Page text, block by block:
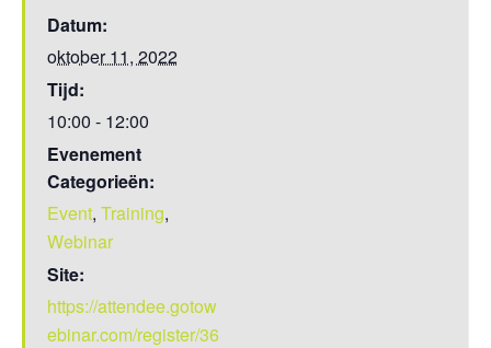
Datum:
oktober 11, 2022
Tijd:
10:00 - 12:00
Evenement
Categorieën:
Event, Training,
Webinar
Site:
https://attendee.gotow
ebinar.com/register/36